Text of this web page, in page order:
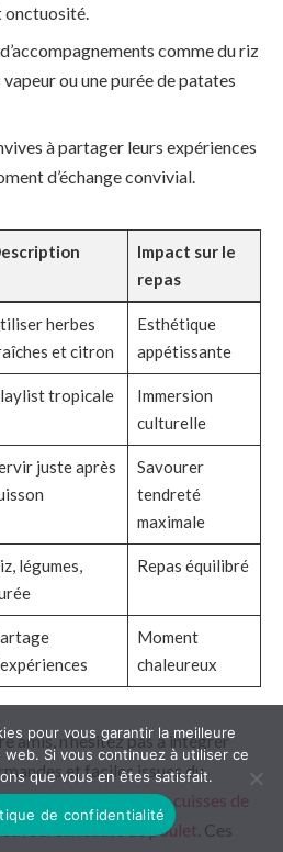
comme du riz
ou une purée de patates
à partager leurs expériences
d’échange convivial.
Impact sur le
repas
herbes
et citron
Esthétique
appétissante
tropicale
Immersion
culturelle
juste après
Savourer
tendreté
maximale
légumes,
Repas équilibré
Moment
chaleureux
amis, n’hésitez pas à intégrer
et faciles issues du
savoureuse de cuisses de
savoureux sauté de poulet . Ces
pour vous garantir la meilleure
Si vous continuez à utiliser ce
que vous en êtes satisfait.
de confidentialité